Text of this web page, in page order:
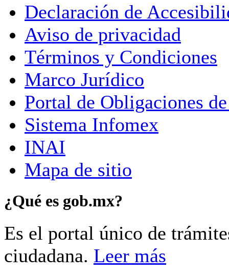
Declaración de
Aviso de privacidad
Términos y Condiciones
Marco Jurídico
Portal de Obligaciones
Sistema Infomex
INAI
Mapa de sitio
¿Qué es gob.mx?
Es el portal único de
ciudadana. Leer más